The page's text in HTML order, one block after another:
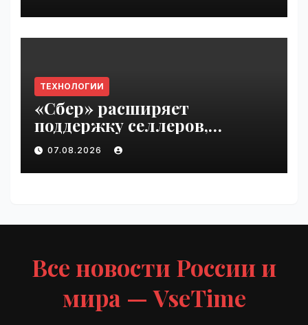
ТЕХНОЛОГИИ
«Сбер» расширяет
поддержку селлеров,
пострадавших от
инцидентов на складах
Wildberries | VseTime.ru
07.08.2026
Все новости России и
мира — VseTime